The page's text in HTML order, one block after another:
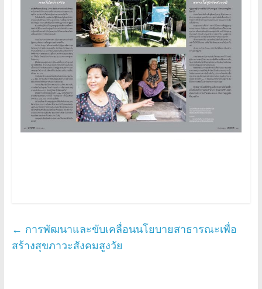
← การพัฒนาและขับเคลื่อนนโยบายสาธารณะเพื่อ
สร้างสุขภาวะสังคมสูงวัย